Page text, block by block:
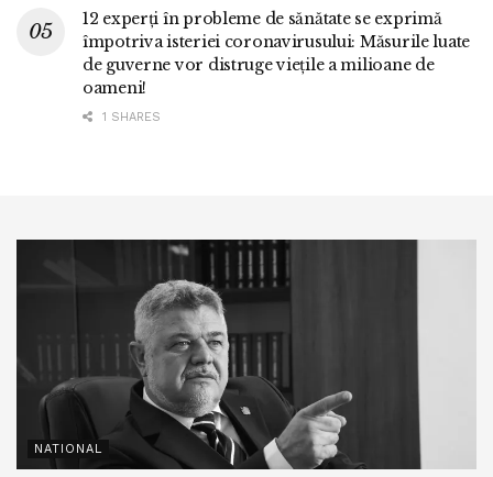
12 experți în probleme de sănătate se exprimă
împotriva isteriei coronavirusului: Măsurile luate
de guverne vor distruge viețile a milioane de
oameni!
1 SHARES
NATIONAL